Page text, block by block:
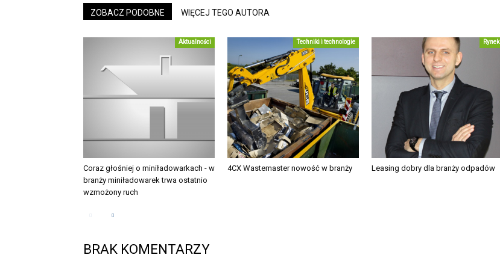
ZOBACZ PODOBNE WIĘCEJ TEGO AUTORA
Aktualności
Coraz głośniej o miniładowarkach - w
branży miniładowarek trwa ostatnio
wzmożony ruch
Techniki i technologie
4CX Wastemaster nowość w branży
Rynek
Leasing dobry dla branży odpadów
BRAK KOMENTARZY